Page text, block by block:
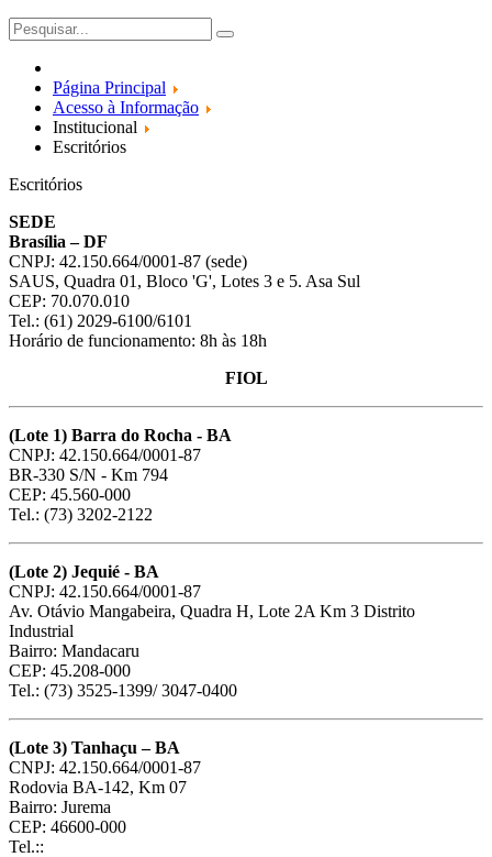
Página Principal
Acesso à Informação
Institucional
Escritórios
Escritórios
SEDE
Brasília – DF
CNPJ: 42.150.664/0001-87 (sede)
SAUS, Quadra 01, Bloco 'G', Lotes 3 e 5. Asa Sul
CEP: 70.070.010
Tel.: (61) 2029-6100/6101
Horário de funcionamento: 8h às 18h
FIOL
(Lote 1) Barra do Rocha - BA
CNPJ: 42.150.664/0001-87
BR-330 S/N - Km 794
CEP: 45.560-000
Tel.: (73) 3202-2122
(Lote 2) Jequié - BA
CNPJ: 42.150.664/0001-87
Av. Otávio Mangabeira, Quadra H, Lote 2A Km 3 Distrito
Industrial
Bairro: Mandacaru
CEP: 45.208-000
Tel.: (73) 3525-1399/ 3047-0400
(Lote 3) Tanhaçu – BA
CNPJ: 42.150.664/0001-87
Rodovia BA-142, Km 07
Bairro: Jurema
CEP: 46600-000
Tel.::